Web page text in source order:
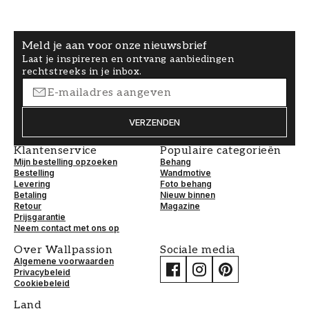
Meld je aan voor onze nieuwsbrief
Laat je inspireren en ontvang aanbiedingen
rechtstreeks in je inbox.
VERZENDEN
Klantenservice
Mijn bestelling opzoeken
Bestelling
Levering
Betaling
Retour
Prijsgarantie
Neem contact met ons op
Populaire categorieën
Behang
Wandmotive
Foto behang
Nieuw binnen
Magazine
Over Wallpassion
Algemene voorwaarden
Privacybeleid
Cookiebeleid
Sociale media
Land